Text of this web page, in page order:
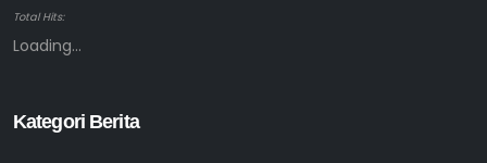
Total Hits:
Loading...
Kategori Berita